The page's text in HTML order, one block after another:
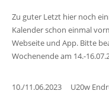
Zu guter Letzt hier noch
Kalender schon einmal
Webseite und App. Bitte
Wochenende am 14.-
10./11.06.2023 U20w